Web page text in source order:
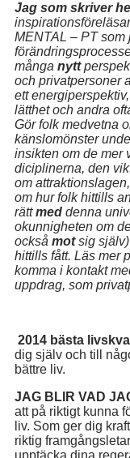
Jag som skriver
MENTAL – PT
många nytt
och privatpersoner
ett
lätthet och andra
Gör folk medvetna
känslomönster
insikten om de mer
diciplinerna, den
om
om hur folk hittills
rättmed denna
okunnigheten om
också motsig själv)
hittills fått. Läs mer
komma i kontakt
uppdrag, som
2014 bästa
dig själv och till
bättre liv.
JAG BLIR VAD
att på riktigt kunna
liv. Som ger dig
riktig
upptäcka dina